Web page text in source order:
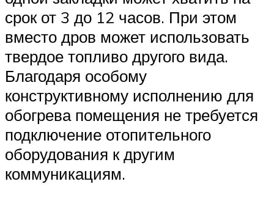
срок от 3 до 12 часов. При этом
вместо дров может использовать
твердое топливо другого вида.
Благодаря особому
конструктивному исполнению для
обогрева помещения не требуется
подключение отопительного
оборудования к другим
коммуникациям.